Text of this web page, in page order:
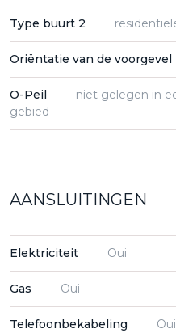
Type buurt 2
Oriëntatie van de voorgevel
O-Peil
niet gelegen in
gebied
AANSLUITINGEN
Elektriciteit Oui
Gas Oui
Telefoonbekabeling Oui